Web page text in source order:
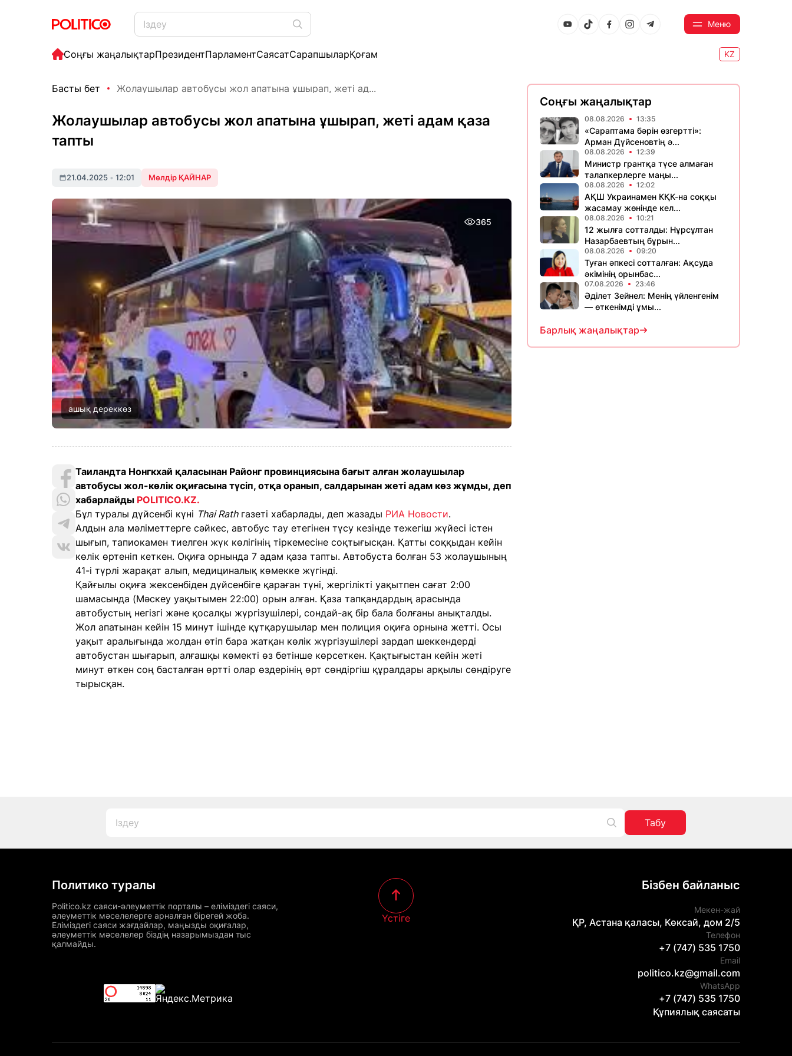
Меню
Соңғы жаңалықтарПрезидентПарламентСаясатСарапшыларҚоғам KZ
Басты бет Жолаушылар автобусы жол апатына ұшырап, жеті ад...
Жолаушылар автобусы жол апатына ұшырап, жеті адам қаза
тапты
21.04.2025 • 12:01 Мөлдір ҚАЙНАР
365
ашық дереккөз
Таиландта Нонгкхай қаласынан Районг провинциясына бағыт алған жолаушылар
автобусы жол-көлік оқиғасына түсіп, отқа оранып, салдарынан жеті адам көз жұмды, деп
хабарлайды POLITICO.KZ.
Бұл туралы дүйсенбі күні Thai Rathгазеті хабарлады, деп жазады РИА Новости.
Алдын ала мәліметтерге сәйкес, автобус тау етегінен түсу кезінде тежегіш жүйесі істен
шығып, тапиокамен тиелген жүк көлігінің тіркемесіне соқтығысқан. Қатты соққыдан кейін
көлік өртеніп кеткен. Оқиға орнында 7 адам қаза тапты. Автобуста болған 53 жолаушының
41-і түрлі жарақат алып, медициналық көмекке жүгінді.
Қайғылы оқиға жексенбіден дүйсенбіге қараған түні, жергілікті уақытпен сағат 2:00
шамасында (Мәскеу уақытымен 22:00) орын алған. Қаза тапқандардың арасында
автобустың негізгі және қосалқы жүргізушілері, сондай-ақ бір бала болғаны анықталды.
Жол апатынан кейін 15 минут ішінде құтқарушылар мен полиция оқиға орнына жетті. Осы
уақыт аралығында жолдан өтіп бара жатқан көлік жүргізушілері зардап шеккендерді
автобустан шығарып, алғашқы көмекті өз бетінше көрсеткен. Қақтығыстан кейін жеті
минут өткен соң басталған өртті олар өздерінің өрт сөндіргіш құралдары арқылы сөндіруге
тырысқан.
Соңғы жаңалықтар
08.08.2026 13:35
«Сараптама бәрін өзгертті»:
Арман Дүйсеновтің ә...
08.08.2026 12:39
Министр грантқа түсе алмаған
талапкерлерге маңы...
08.08.2026 12:02
АҚШ Украинамен КҚК-на соққы
жасамау жөнінде кел...
08.08.2026 10:21
12 жылға сотталды: Нұрсұлтан
Назарбаевтың бұрын...
08.08.2026 09:20
Туған әпкесі сотталған: Ақсуда
әкімінің орынбас...
07.08.2026 23:46
Әділет Зейнел: Менің үйленгенім
— өткенімді ұмы...
Барлық жаңалықтар
Табу
Политико туралы
Politico.kz саяси-әлеуметтік порталы – еліміздегі саяси,
әлеуметтік мәселелерге арналған бірегей жоба.
Еліміздегі саяси жағдайлар, маңызды оқиғалар,
әлеуметтік мәселелер біздің назарымыздан тыс
қалмайды.
Үстіге
Бізбен байланыс
Мекен-жай
ҚР, Астана қаласы, Көксай, дом 2/5
Телефон
+7 (747) 535 1750
Email
politico.kz@gmail.com
WhatsApp
+7 (747) 535 1750
Құпиялық саясаты